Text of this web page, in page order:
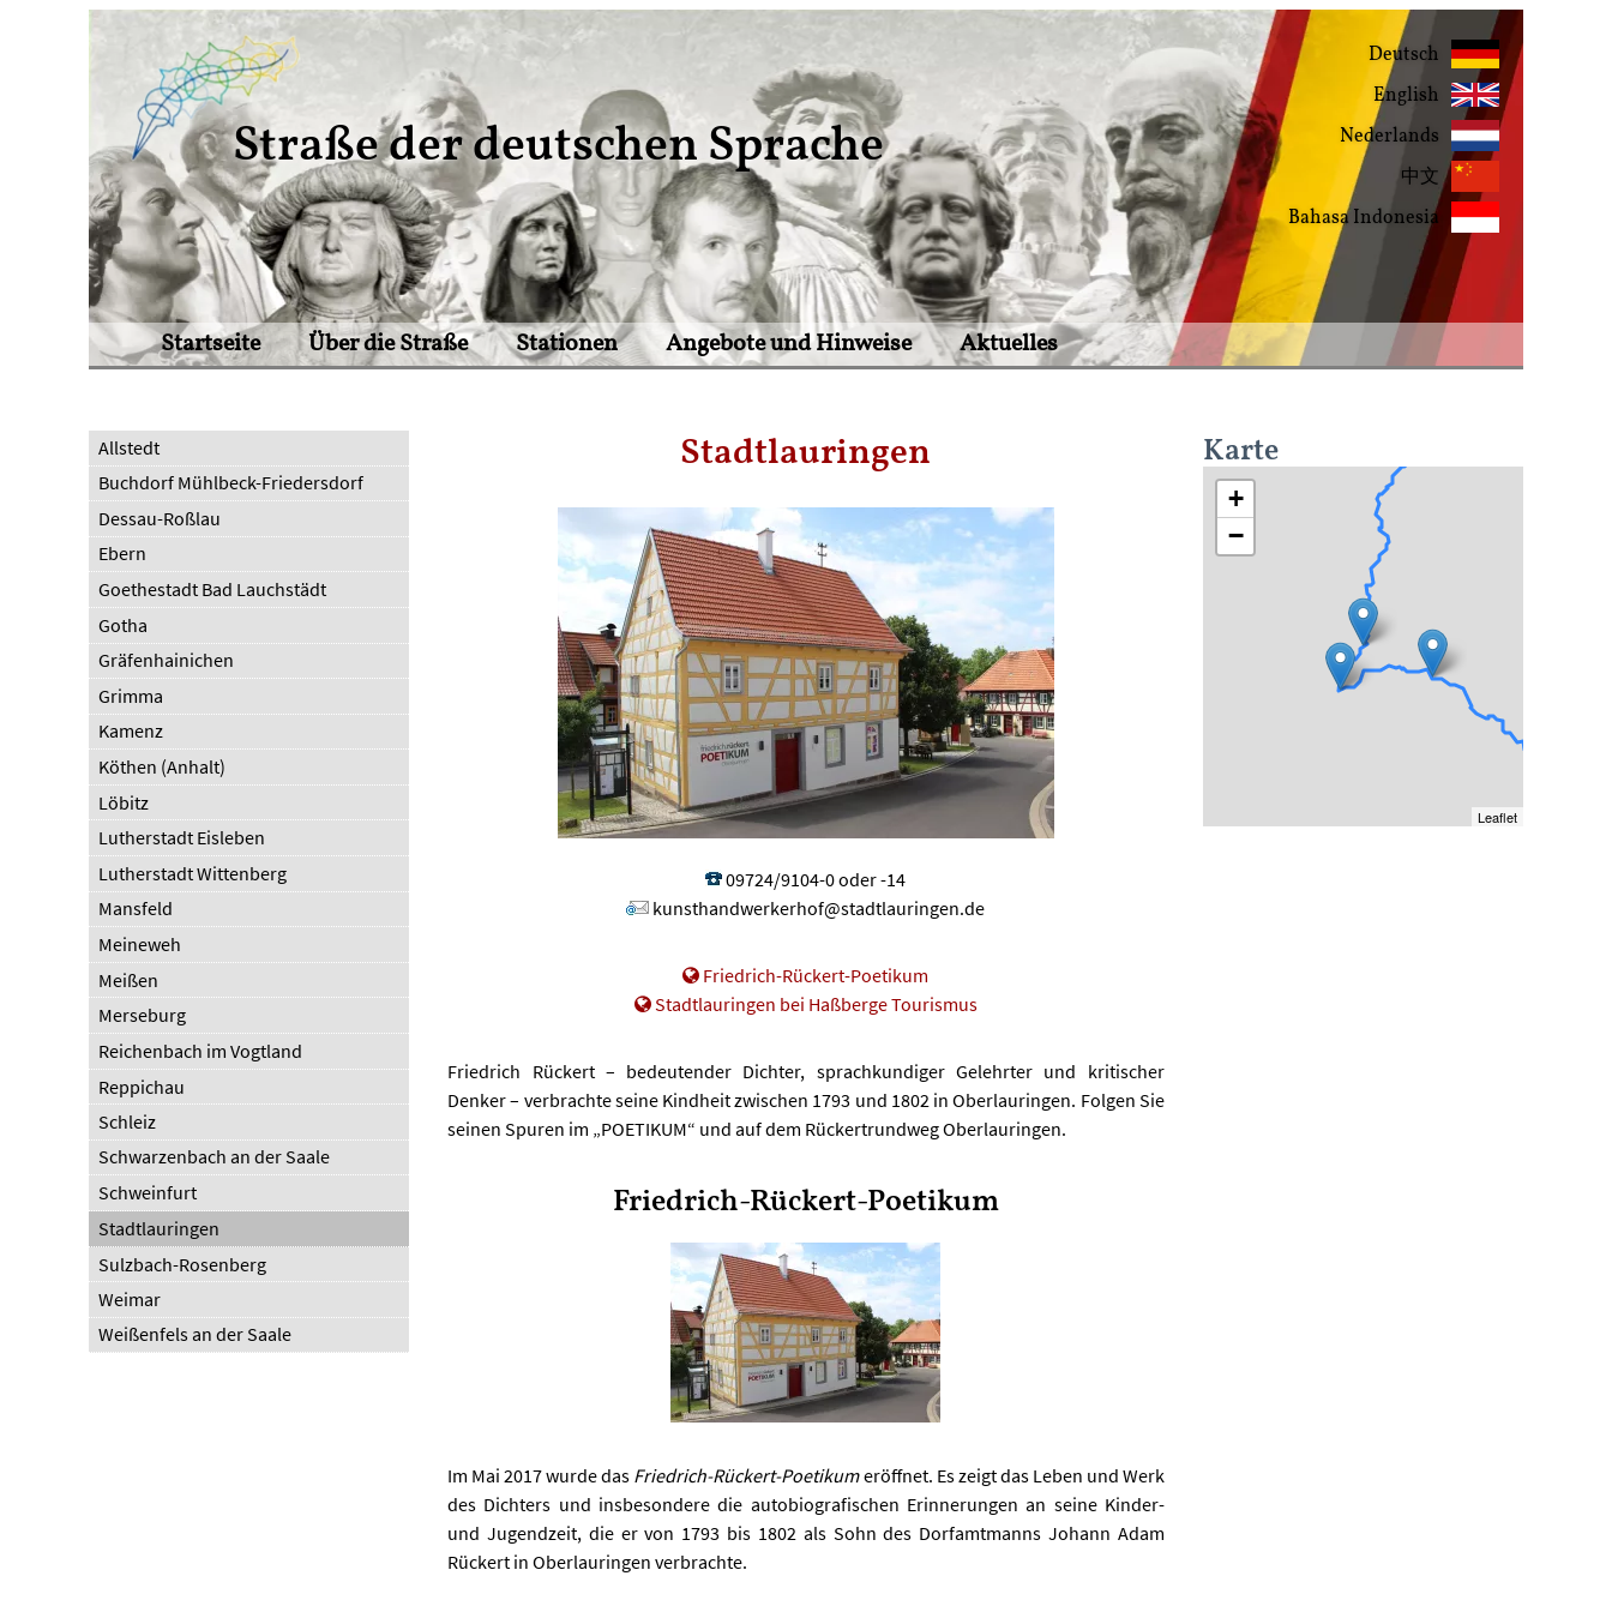
Straße der deutschen Sprache
Startseite Über die Straße Stationen Angebote und Hinweise Aktuelles
Deutsch
English
Nederlands
中文
Bahasa Indonesia
Allstedt
Buchdorf Mühlbeck-Friedersdorf
Dessau-Roßlau
Ebern
Goethestadt Bad Lauchstädt
Gotha
Gräfenhainichen
Grimma
Kamenz
Köthen (Anhalt)
Löbitz
Lutherstadt Eisleben
Lutherstadt Wittenberg
Mansfeld
Meineweh
Meißen
Merseburg
Reichenbach im Vogtland
Reppichau
Schleiz
Schwarzenbach an der Saale
Schweinfurt
Stadtlauringen
Sulzbach-Rosenberg
Weimar
Weißenfels an der Saale
Stadtlauringen
09724/9104-0 oder -14
kunsthandwerkerhof@stadtlauringen.de
Friedrich-Rückert-Poetikum
Stadtlauringen bei Haßberge Tourismus
Friedrich Rückert – bedeutender Dichter, sprachkundiger Gelehrter und kritischer
Denker – verbrachte seine Kindheit zwischen 1793 und 1802 in Oberlauringen. Folgen Sie
seinen Spuren im „POETIKUM“ und auf dem Rückertrundweg Oberlauringen.
Friedrich-Rückert-Poetikum
Im Mai 2017 wurde das Friedrich-Rückert-Poetikumeröffnet. Es zeigt das Leben und Werk
des Dichters und insbesondere die autobiografischen Erinnerungen an seine Kinder-
und Jugendzeit, die er von 1793 bis 1802 als Sohn des Dorfamtmanns Johann Adam
Rückert in Oberlauringen verbrachte.
Karte
+
−
Leaflet